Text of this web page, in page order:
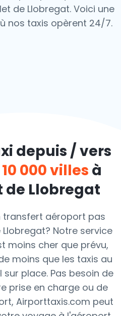
de Llobregat. Voici une
nos taxis opèrent 24/7.
depuis / vers
10 000 villes à
de Llobregat
transfert aéroport pas
Notre service
moins cher que prévu,
moins que les taxis au
place. Pas besoin de
prise en charge ou de
Airporttaxis.com peut